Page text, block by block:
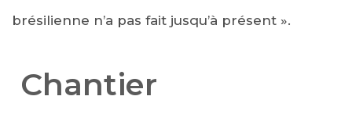
brésilienne n’a pas fait jusqu’à présent ».
Chantier